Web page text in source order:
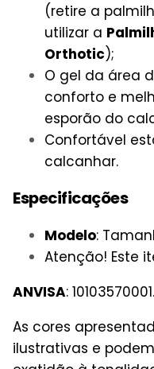
(retire a
utilizar a
Orthotic);
O gel da área
conforto e
esporão do
Confortável
calcanhar.
Especificações
Modelo:
Atenção! Este
ANVISA: 10103570001.
As cores
ilustrativas e